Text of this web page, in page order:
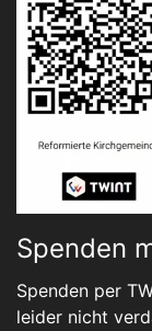
Spenden
Spenden per
leider nicht